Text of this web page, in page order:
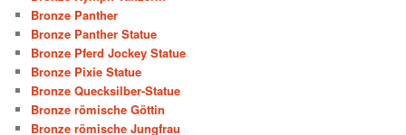
Bronze Panther
Bronze Panther Statue
Bronze Pferd Jockey Statue
Bronze Pixie Statue
Bronze Quecksilber-Statue
Bronze römische Göttin
Bronze römische Jungfrau